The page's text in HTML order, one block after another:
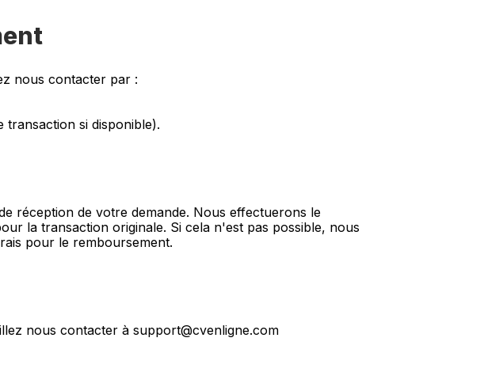
nous contacter par :
transaction si disponible).
réception de votre demande. Nous effectuerons le
la transaction originale. Si cela n'est pas possible, nous
pour le remboursement.
nous contacter à support@cvenligne.com